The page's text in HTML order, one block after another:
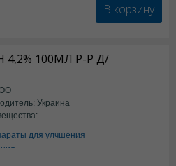
В корзину
100МЛ Р-Р Д/
Украина
для улчшения